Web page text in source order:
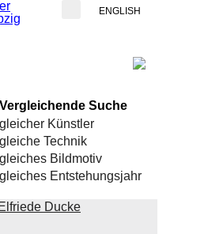
ENGLISH
neue Suche
Vergleichende Suche
gleicher Künstler
gleiche Technik
gleiches Bildmotiv
gleiches Entstehungsjahr